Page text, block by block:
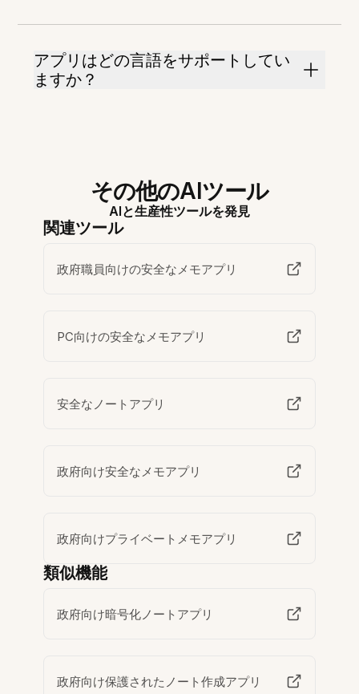
アプリはどの言語をサポートしてい
ますか？
その他のAIツール
AIと生産性ツールを発見
関連ツール
政府職員向けの安全なメモアプリ
PC向けの安全なメモアプリ
安全なノートアプリ
政府向け安全なメモアプリ
政府向けプライベートメモアプリ
類似機能
政府向け暗号化ノートアプリ
政府向け保護されたノート作成アプリ